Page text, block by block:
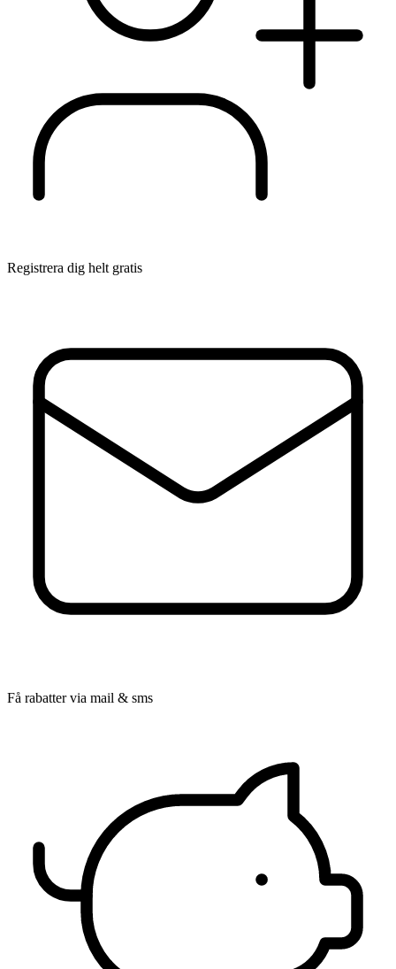
Registrera dig helt gratis
Få rabatter via mail & sms